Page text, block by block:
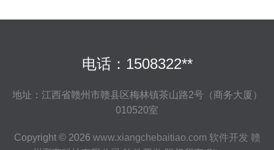
电话：1508322**
地址：江西省赣州市赣县区梅林镇茶山路2号（商务大厦）
010520室
Copyright © 2026 www.xiangchebaitiao.com 软件开发 赣